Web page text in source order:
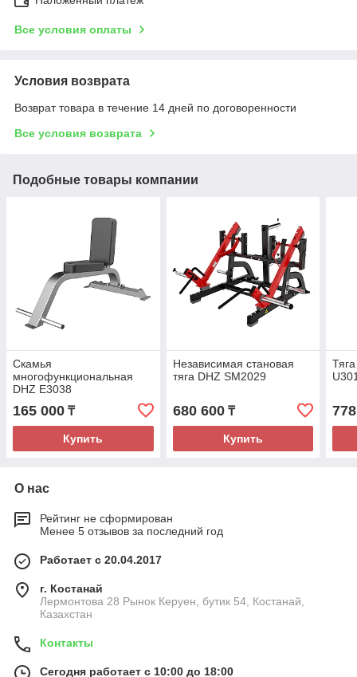
Все условия оплаты
Условия возврата
Возврат товара в течение 14 дней по договоренности
Все условия возврата
Подобные товары компании
Скамья
многофункциональная
DHZ E3038
165 000 ₸
Купить
Независимая становая
тяга DHZ SM2029
680 600₸
Купить
О нас
Рейтинг не сформирован
Менее 5 отзывов за последний год
Работает с 20.04.2017
г. Костанай
Лермонтова 28 Рынок Керуен, бутик 54, Костанай,
Казахстан
Контакты
Сегодня работает с 10:00 до 18:00